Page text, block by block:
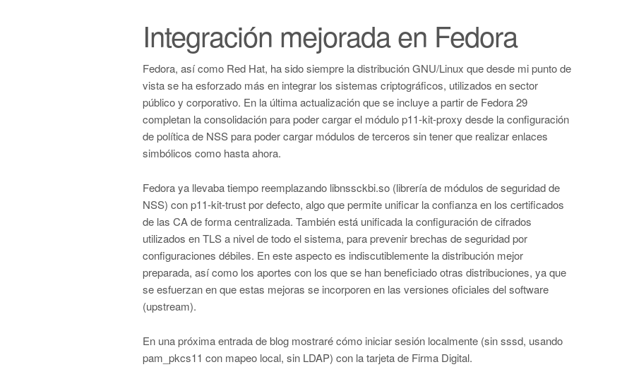
Integración mejorada en Fedora
Fedora, así como Red Hat, ha sido siempre la distribución GNU/Linux que desde mi punto de
vista se ha esforzado más en integrar los sistemas criptográficos, utilizados en sector
público y corporativo. En la última actualización que se incluye a partir de Fedora 29
completan la consolidación para poder cargar el módulo p11-kit-proxy desde la configuración
de política de NSS para poder cargar módulos de terceros sin tener que realizar enlaces
simbólicos como hasta ahora.
Fedora ya llevaba tiempo reemplazando libnssckbi.so (librería de módulos de seguridad de
NSS) con p11-kit-trust por defecto, algo que permite unificar la confianza en los certificados
de las CA de forma centralizada. También está unificada la configuración de cifrados
utilizados en TLS a nivel de todo el sistema, para prevenir brechas de seguridad por
configuraciones débiles. En este aspecto es indiscutiblemente la distribución mejor
preparada, así como los aportes con los que se han beneficiado otras distribuciones, ya que
se esfuerzan en que estas mejoras se incorporen en las versiones oficiales del software
(upstream).
En una próxima entrada de blog mostraré cómo iniciar sesión localmente (sin sssd, usando
pam_pkcs11 con mapeo local, sin LDAP) con la tarjeta de Firma Digital.